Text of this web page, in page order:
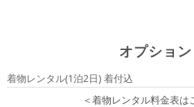
オプション
着物レンタル(1泊2日) 着付込
＜着物レンタル料金表は